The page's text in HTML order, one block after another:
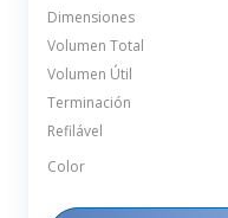
Dimensiones
Volumen Total
Volumen Útil
Terminación
Refilável
Color